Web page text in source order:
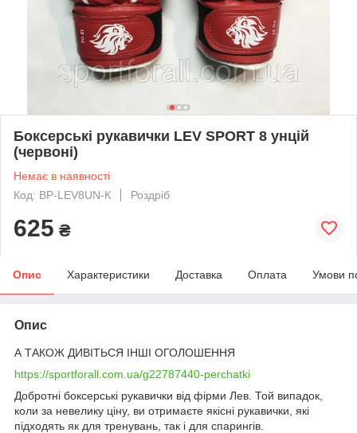
Боксерські рукавички LEV SPORT 8 унцій
(червоні)
Немає в наявності
Код: BP-LEV8UN-К
Роздріб
625 ₴
Опис Характеристики Доставка Оплата Умови
Опис
А ТАКОЖ ДИВІТЬСЯ ІНШІ ОГОЛОШЕННЯ
https://sportforall.com.ua/g22787440-perchatki
Добротні боксерські рукавички від фірми Лев. Той випадок,
коли за невелику ціну, ви отримаєте якісні рукавички, які
підходять як для тренувань, так і для спарингів.